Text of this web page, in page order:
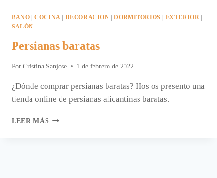
BAÑO |COCINA DECORACIÓN |DORMITORIOS EXTERIOR
SALÓN
Persianas baratas
Por Cristina Sanjose 1 de febrero de 2022
¿Dónde comprar persianas baratas? Hos os presento una
tienda online de persianas alicantinas baratas.
LEER MÁS PERSIANAS